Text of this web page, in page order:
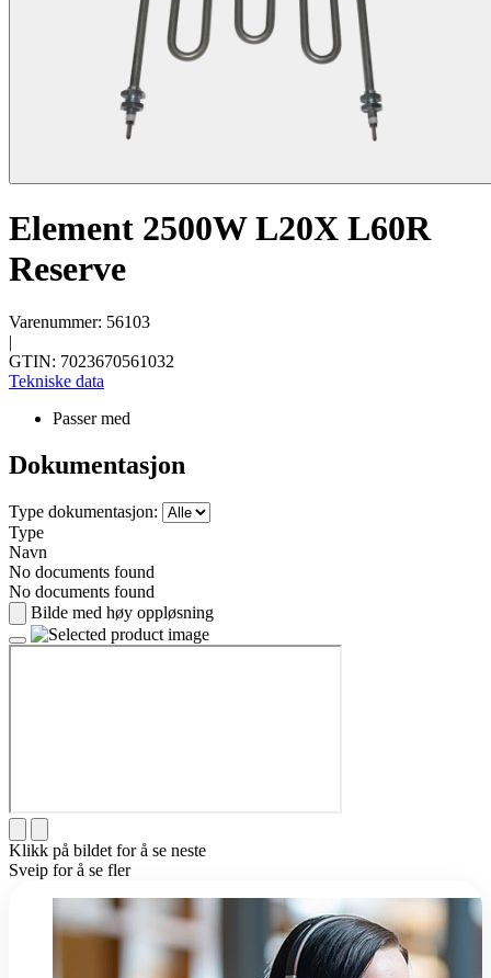
Element 2500W L20X L60R
Reserve
Varenummer: 56103
|
GTIN: 7023670561032
Tekniske data
Passer med
Dokumentasjon
Type dokumentasjon:
Type
Navn
No documents found
No documents found
Bilde med høy oppløsning
Klikk på bildet for å se neste
Sveip for å se fler